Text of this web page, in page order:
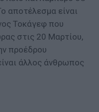
αποτέλεσμα είναι
Τοκάγεφ που
στις 20 Μαρτίου,
προέδρου
άλλος άνθρωπος